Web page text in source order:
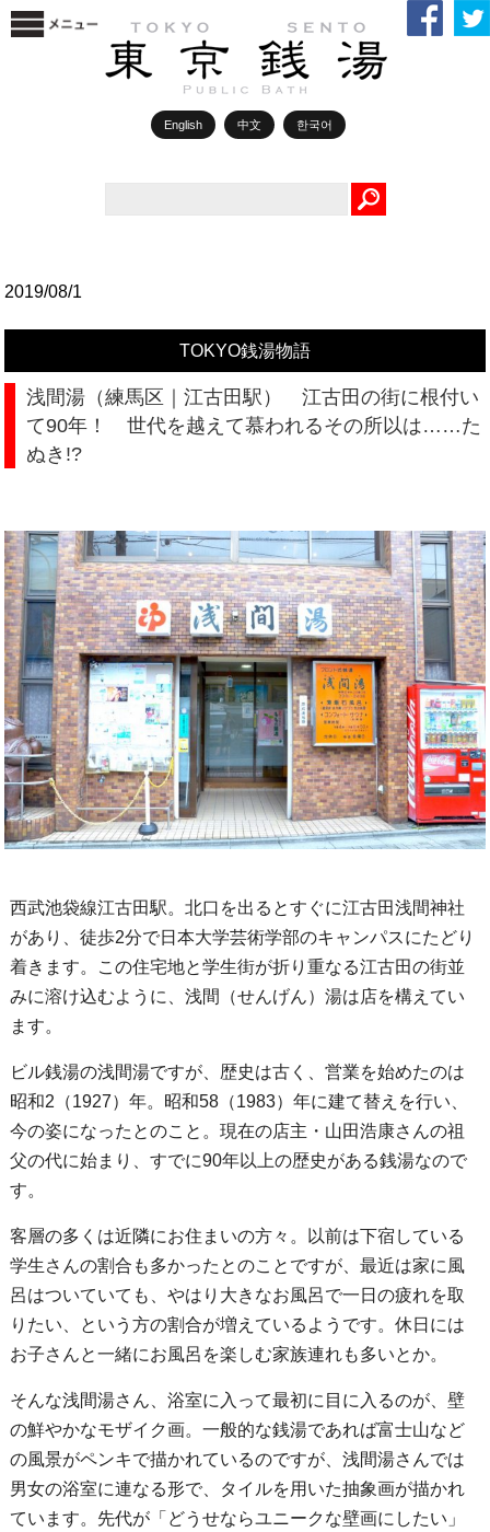
English 中文 한국어
2019/08/1
TOKYO銭湯物語
浅間湯（練馬区｜江古田駅） 江古田の街に根付い
て90年！ 世代を越えて慕われるその所以は……た
ぬき!?
西武池袋線江古田駅。北口を出るとすぐに江古田浅間神社
があり、徒歩2分で日本大学芸術学部のキャンパスにたどり
着きます。この住宅地と学生街が折り重なる江古田の街並
みに溶け込むように、浅間（せんげん）湯は店を構えてい
ます。
ビル銭湯の浅間湯ですが、歴史は古く、営業を始めたのは
昭和2（1927）年。昭和58（1983）年に建て替えを行い、
今の姿になったとのこと。現在の店主・山田浩康さんの祖
父の代に始まり、すでに90年以上の歴史がある銭湯なので
す。
客層の多くは近隣にお住まいの方々。以前は下宿している
学生さんの割合も多かったとのことですが、最近は家に風
呂はついていても、やはり大きなお風呂で一日の疲れを取
りたい、という方の割合が増えているようです。休日には
お子さんと一緒にお風呂を楽しむ家族連れも多いとか。
そんな浅間湯さん、浴室に入って最初に目に入るのが、壁
の鮮やかなモザイク画。一般的な銭湯であれば富士山など
の風景がペンキで描かれているのですが、浅間湯さんでは
男女の浴室に連なる形で、タイルを用いた抽象画が描かれ
ています。先代が「どうせならユニークな壁画にしたい」